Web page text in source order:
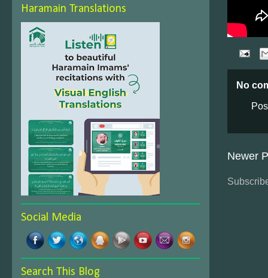
No
Newer
Haramain Translations
Social Media
Search This Blog